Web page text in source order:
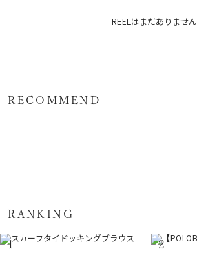
シャツ・ブラウス
REELはまだありません
RECOMMEND
RANKING
1 2